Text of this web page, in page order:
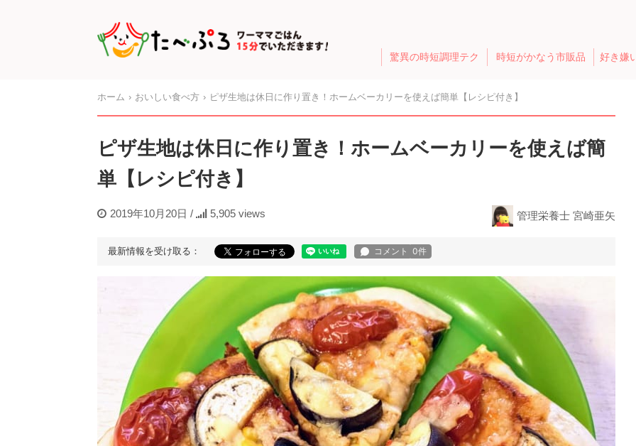
驚異の時短調理テク 時短がかなう市販品 好き嫌
ホーム おいしい食べ方 ピザ生地は休日に作り置き！ホームベーカリーを使えば簡単【レシピ付き】
ピザ生地は休日に作り置き！ホームベーカリーを使えば簡
単【レシピ付き】
2019年10月20日 / 5,905 views 管理栄養士 宮崎亜矢
最新情報を受け取る：